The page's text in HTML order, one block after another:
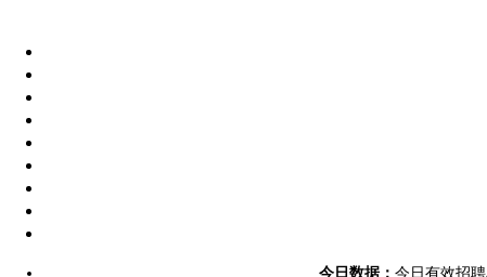
今日数据： 今日有效招